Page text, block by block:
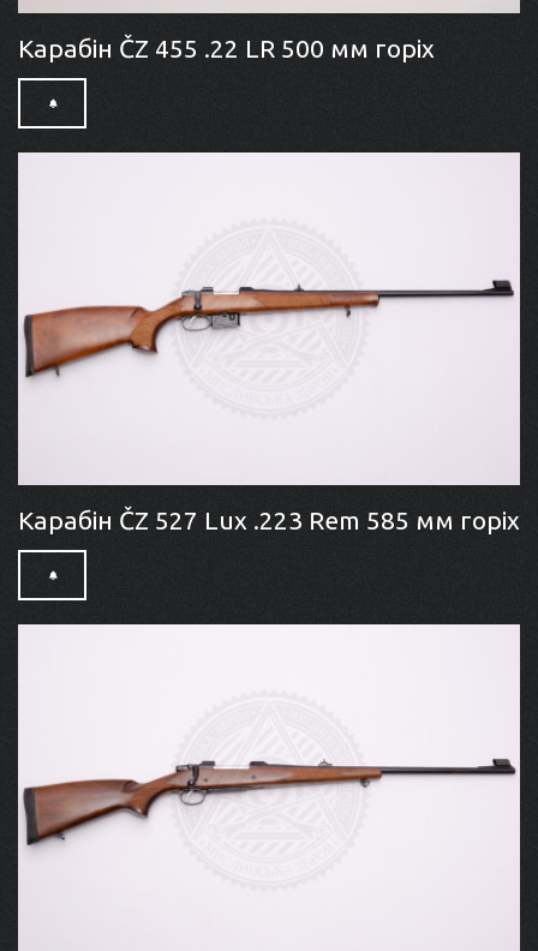
Карабін ČZ 455 .22 LR 500 мм горіх
Карабін ČZ 527 Lux .223 Rem 585 мм горіх